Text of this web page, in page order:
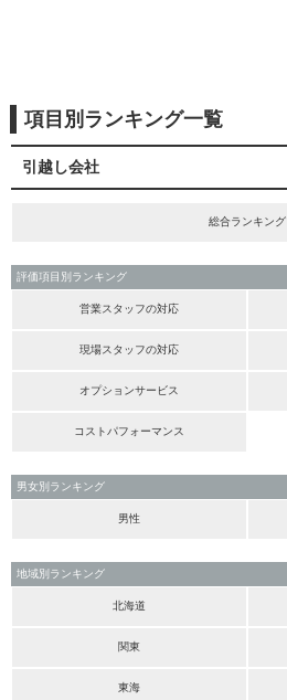
項目別ランキング一覧
引越し会社
総合ランキング
評価項目別ランキング
営業スタッフの対応
現場スタッフの対応
オプションサービス
コストパフォーマンス
男女別ランキング
男性
地域別ランキング
北海道
関東
東海